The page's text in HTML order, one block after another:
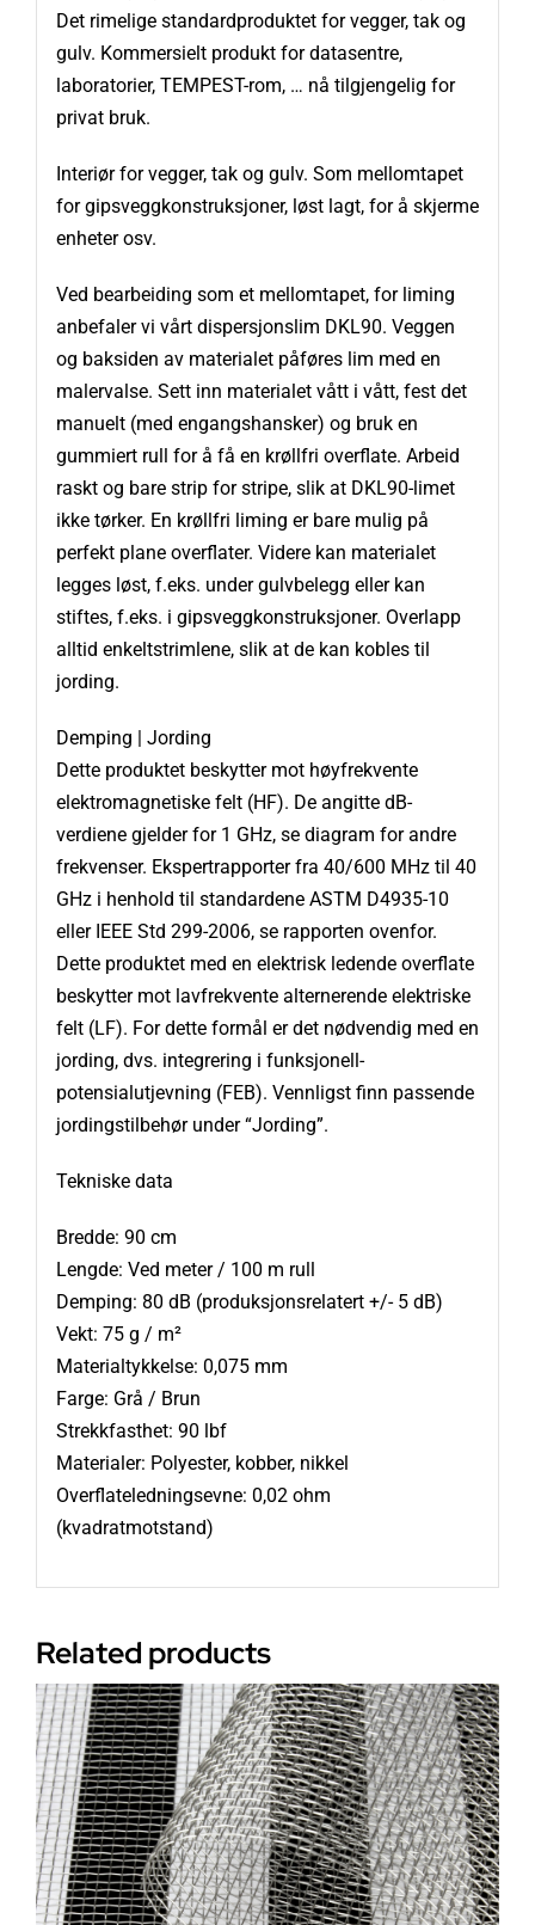
Det rimelige standardproduktet for vegger, tak og
gulv. Kommersielt produkt for datasentre,
laboratorier, TEMPEST-rom, … nå tilgjengelig for
privat bruk.
Interiør for vegger, tak og gulv. Som mellomtapet
for gipsveggkonstruksjoner, løst lagt, for å skjerme
enheter osv.
Ved bearbeiding som et mellomtapet, for liming
anbefaler vi vårt dispersjonslim DKL90. Veggen
og baksiden av materialet påføres lim med en
malervalse. Sett inn materialet vått i vått, fest det
manuelt (med engangshansker) og bruk en
gummiert rull for å få en krøllfri overflate. Arbeid
raskt og bare strip for stripe, slik at DKL90-limet
ikke tørker. En krøllfri liming er bare mulig på
perfekt plane overflater. Videre kan materialet
legges løst, f.eks. under gulvbelegg eller kan
stiftes, f.eks. i gipsveggkonstruksjoner. Overlapp
alltid enkeltstrimlene, slik at de kan kobles til
jording.
Demping | Jording
Dette produktet beskytter mot høyfrekvente
elektromagnetiske felt (HF). De angitte dB-
verdiene gjelder for 1 GHz, se diagram for andre
frekvenser. Ekspertrapporter fra 40/600 MHz til 40
GHz i henhold til standardene ASTM D4935-10
eller IEEE Std 299-2006, se rapporten ovenfor.
Dette produktet med en elektrisk ledende overflate
beskytter mot lavfrekvente alternerende elektriske
felt (LF). For dette formål er det nødvendig med en
jording, dvs. integrering i funksjonell-
potensialutjevning (FEB). Vennligst finn passende
jordingstilbehør under “Jording”.
Tekniske data
Bredde: 90 cm
Lengde: Ved meter / 100 m rull
Demping: 80 dB (produksjonsrelatert +/- 5 dB)
Vekt: 75 g / m²
Materialtykkelse: 0,075 mm
Farge: Grå / Brun
Strekkfasthet: 90 lbf
Materialer: Polyester, kobber, nikkel
Overflateledningsevne: 0,02 ohm
(kvadratmotstand)
Related products